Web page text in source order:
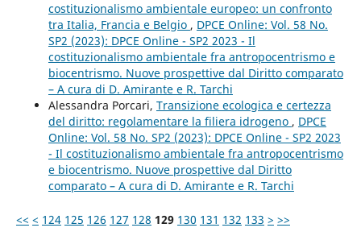
costituzionalismo ambientale europeo: un confronto
tra Italia, Francia e Belgio , DPCE Online: Vol. 58 No.
SP2 (2023): DPCE Online - SP2 2023 - Il
costituzionalismo ambientale fra antropocentrismo e
biocentrismo. Nuove prospettive dal Diritto comparato
– A cura di D. Amirante e R. Tarchi
Alessandra Porcari, Transizione ecologica e certezza
del diritto: regolamentare la filiera idrogeno , DPCE
Online: Vol. 58 No. SP2 (2023): DPCE Online - SP2 2023
- Il costituzionalismo ambientale fra antropocentrismo
e biocentrismo. Nuove prospettive dal Diritto
comparato – A cura di D. Amirante e R. Tarchi
<< < 124 125 126 127 128 129 130 131 132 133 > >>